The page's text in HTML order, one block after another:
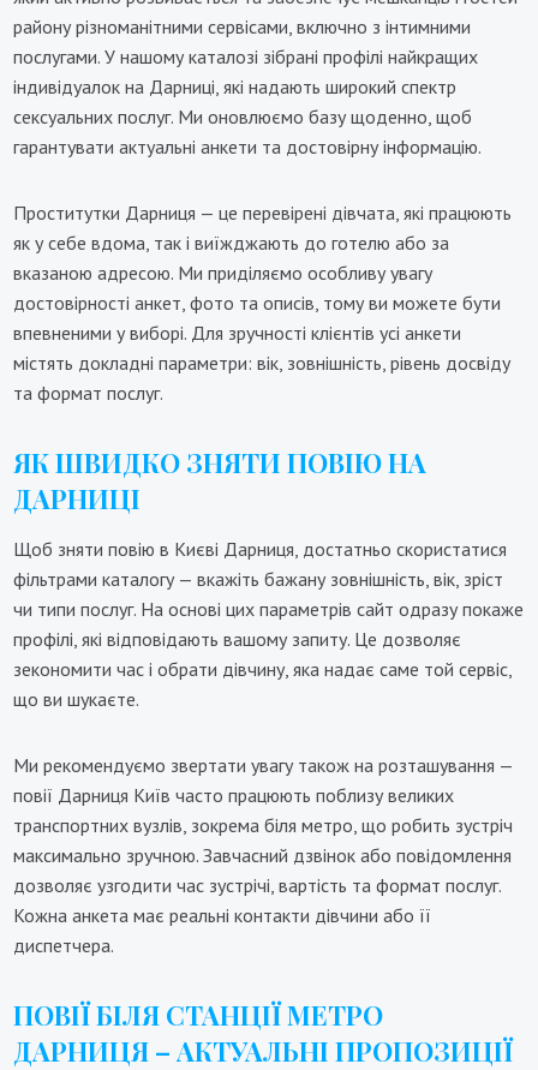
району різноманітними сервісами, включно з інтимними
послугами. У нашому каталозі зібрані профілі найкращих
індивідуалок на Дарниці, які надають широкий спектр
сексуальних послуг. Ми оновлюємо базу щоденно, щоб
гарантувати актуальні анкети та достовірну інформацію.
Проститутки Дарниця — це перевірені дівчата, які працюють
як у себе вдома, так і виїжджають до готелю або за
вказаною адресою. Ми приділяємо особливу увагу
достовірності анкет, фото та описів, тому ви можете бути
впевненими у виборі. Для зручності клієнтів усі анкети
містять докладні параметри: вік, зовнішність, рівень досвіду
та формат послуг.
ЯК ШВИДКО ЗНЯТИ ПОВІЮ НА
ДАРНИЦІ
Щоб зняти повію в Києві Дарниця, достатньо скористатися
фільтрами каталогу — вкажіть бажану зовнішність, вік, зріст
чи типи послуг. На основі цих параметрів сайт одразу покаже
профілі, які відповідають вашому запиту. Це дозволяє
зекономити час і обрати дівчину, яка надає саме той сервіс,
що ви шукаєте.
Ми рекомендуємо звертати увагу також на розташування —
повії Дарниця Київ часто працюють поблизу великих
транспортних вузлів, зокрема біля метро, що робить зустріч
максимально зручною. Завчасний дзвінок або повідомлення
дозволяє узгодити час зустрічі, вартість та формат послуг.
Кожна анкета має реальні контакти дівчини або її
диспетчера.
ПОВІЇ БІЛЯ СТАНЦІЇ МЕТРО
ДАРНИЦЯ – АКТУАЛЬНІ ПРОПОЗИЦІЇ